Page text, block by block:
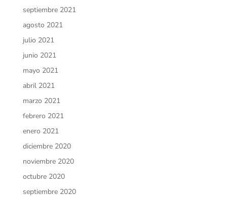
septiembre 2021
agosto 2021
julio 2021
junio 2021
mayo 2021
abril 2021
marzo 2021
febrero 2021
enero 2021
diciembre 2020
noviembre 2020
octubre 2020
septiembre 2020